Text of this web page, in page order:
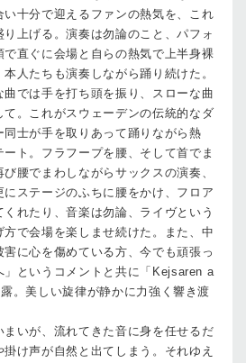
い十分で迎えるファンの熱気を、これ
上げる。演奏は勿論のこと、パフォ
直ぐに会場と自らの熱気で上半身裸
人たちも演奏しながら踊り続けた。
では手を打ち頭を振り、スローな曲
。これがスウェーデンの伝統的なダ
士が手を取りあって踊りながら熱
ート。フラフープを腰、そして首でま
腰でまわしながらサックスの演奏、
ステージのふちに腰をかけ、フロア
れたり、音楽は勿論、ライヴという
で会場を楽しませ続けた。また、中
に心を傷めている方、今でも頑張っ
」というコメントと共に「Kejsaren a
。美しい旋律が静かに力強く響き渡
いが、流れてきた音に身を任せるだ
け声が自然と出てしまう。それゆえ